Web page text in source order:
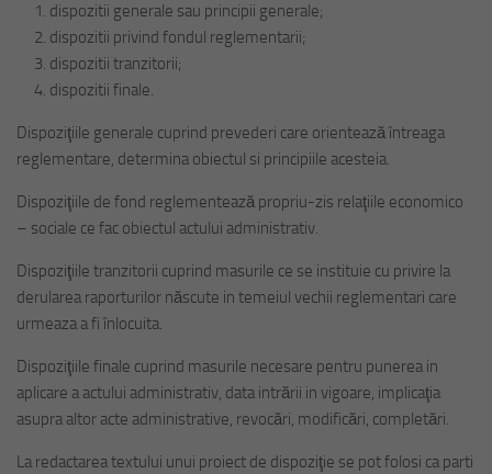
dispozitii generale sau principii generale;
dispozitii privind fondul reglementarii;
dispozitii tranzitorii;
dispozitii finale.
Dispoziţiile generale cuprind prevederi care orientează întreaga
reglementare, determina obiectul si principiile acesteia.
Dispoziţiile de fond reglementează propriu-zis relaţiile economico
– sociale ce fac obiectul actului administrativ.
Dispoziţiile tranzitorii cuprind masurile ce se instituie cu privire la
derularea raporturilor născute in temeiul vechii reglementari care
urmeaza a fi înlocuita.
Dispoziţiile finale cuprind masurile necesare pentru punerea in
aplicare a actului administrativ, data intrării in vigoare, implicaţia
asupra altor acte administrative, revocări, modificări, completări.
La redactarea textului unui proiect de dispoziţie se pot folosi ca parti